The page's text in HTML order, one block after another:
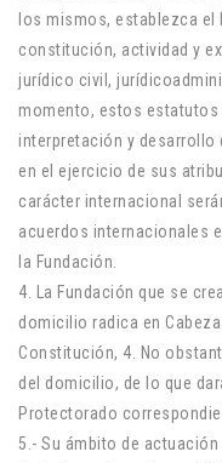
los mismos, establezca
constitución, actividad y
jurídico civil,
momento, estos estatutos
interpretación y
en el ejercicio de sus
carácter internacional
acuerdos internacionales
la Fundación.
4. La Fundación que se
domicilio radica en
Constitución, 4. No
del domicilio, de lo que
Protectorado
5.- Su ámbito de